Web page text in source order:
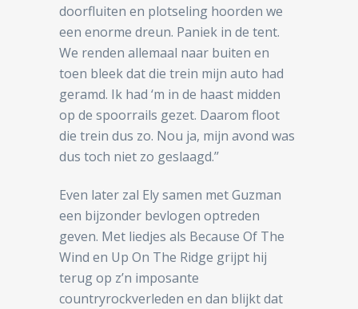
doorfluiten en plotseling hoorden we
een enorme dreun. Paniek in de tent.
We renden allemaal naar buiten en
toen bleek dat die trein mijn auto had
geramd. Ik had ‘m in de haast midden
op de spoorrails gezet. Daarom floot
die trein dus zo. Nou ja, mijn avond was
dus toch niet zo geslaagd.’’
Even later zal Ely samen met Guzman
een bijzonder bevlogen optreden
geven. Met liedjes als Because Of The
Wind en Up On The Ridge grijpt hij
terug op z’n imposante
countryrockverleden en dan blijkt dat